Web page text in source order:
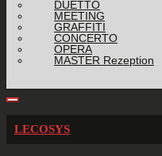
DUETTO
MEETING
GRAFFITI
CONCERTO
OPERA
MASTER Rezeption
LECOSYS